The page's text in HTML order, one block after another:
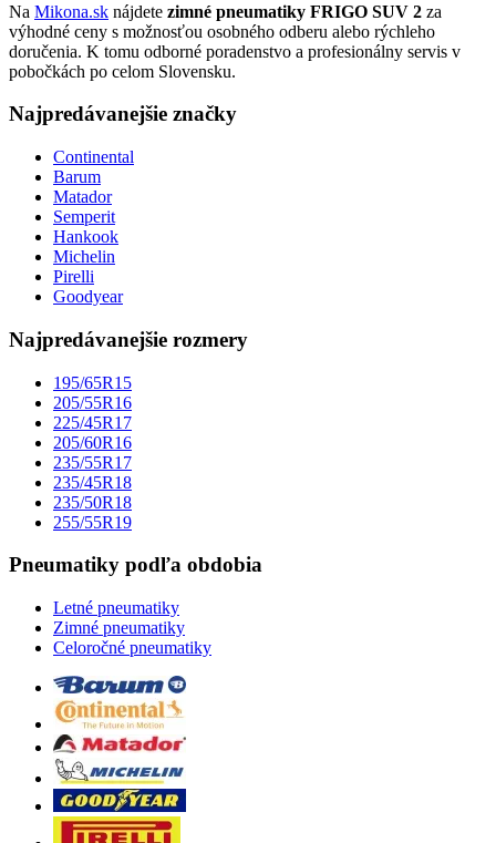
Na Mikona.sk nájdete zimné pneumatiky FRIGO SUV 2 za
výhodné ceny s možnosťou osobného odberu alebo rýchleho
doručenia. K tomu odborné poradenstvo a profesionálny servis v
pobočkách po celom Slovensku.
Najpredávanejšie značky
Continental
Barum
Matador
Semperit
Hankook
Michelin
Pirelli
Goodyear
Najpredávanejšie rozmery
195/65R15
205/55R16
225/45R17
205/60R16
235/55R17
235/45R18
235/50R18
255/55R19
Pneumatiky podľa obdobia
Letné pneumatiky
Zimné pneumatiky
Celoročné pneumatiky